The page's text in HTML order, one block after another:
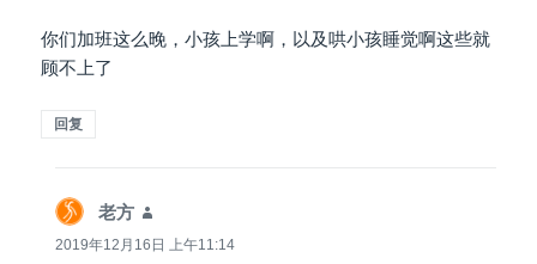
你们加班这么晚，小孩上学啊，以及哄小孩睡觉啊这些就
顾不上了
回复
老方
道：
2019年12月16日 上午11:14